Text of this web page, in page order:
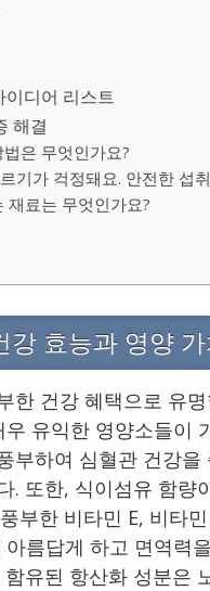
디어 리스트
해결
은 무엇인가요?
기가 걱정돼요. 안전한 섭
재료는 무엇인가요?
강 효능과 영양 가
한 건강 혜택으로 유
유익한 영양소들이
부하여 심혈관 건강
. 또한, 식이섬유 함량
부한 비타민 E, 비타
름답게 하고 면역력
유된 항산화 성분은